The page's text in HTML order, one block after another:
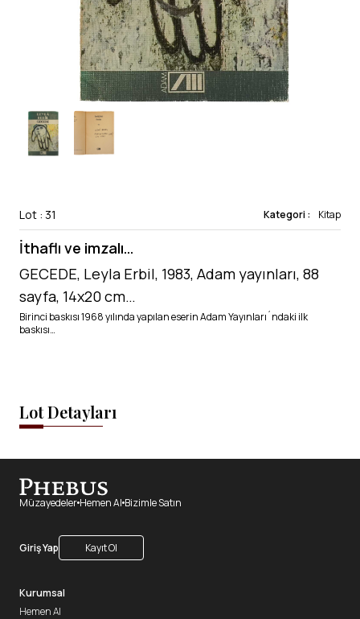
Lot : 31 Kategori : Kitap
İthaflı ve imzalı…
GECEDE, Leyla Erbil, 1983, Adam yayınları, 88
sayfa, 14x20 cm…
Birinci baskısı 1968 yılında yapılan eserin Adam Yayınları´ndaki ilk
baskısı…
Lot Detayları
Müzayedeler Hemen Al Bizimle Satın
Giriş Yap Kayıt Ol
Kurumsal
Hemen Al